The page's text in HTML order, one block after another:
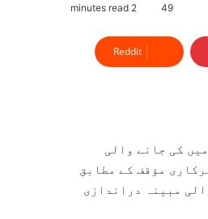
49
Reddit
کی جانے والی
مؤقف کے مطابق
مبینہ دراندازی